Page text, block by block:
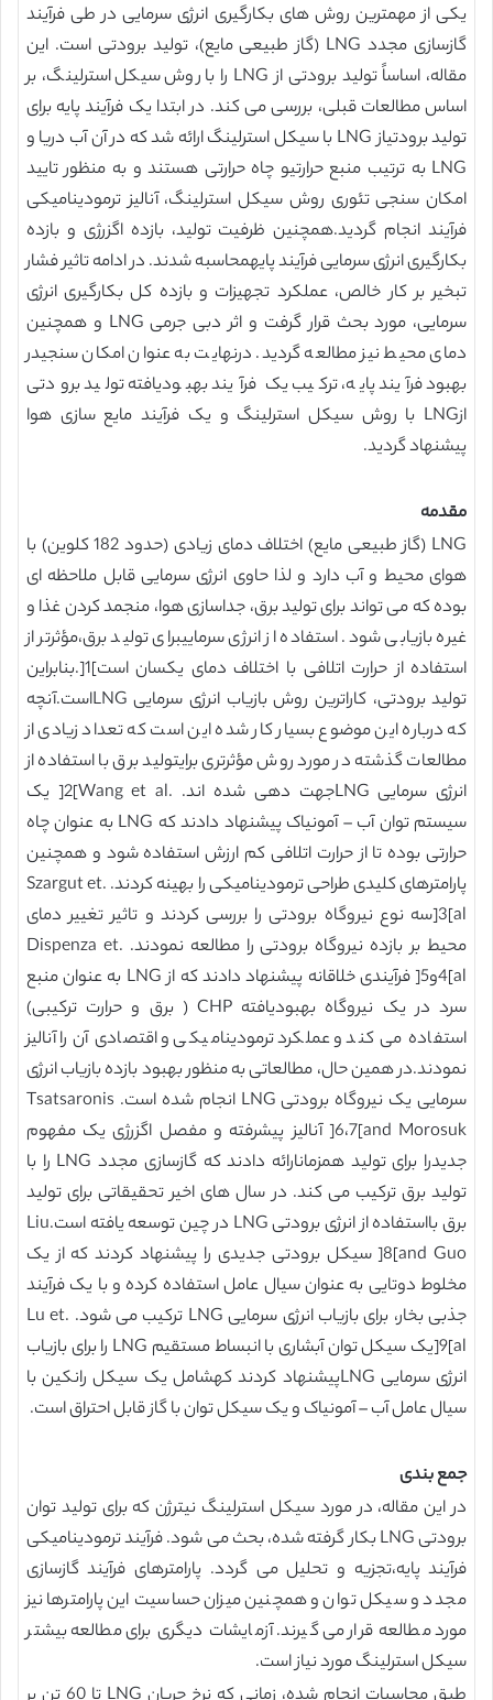
یکی از مهمترین روش های بکارگیری انرژی سرمایی در طی فرآیند
گازسازی مجدد LNG (گاز طبیعی مایع)، تولید برودتی است. این
مقاله، اساساً تولید برودتی از LNG را با روش سیکل استرلینگ، بر
اساس مطالعات قبلی، بررسی می کند. در ابتدا یک فرآیند پایه برای
تولید برودتیاز LNG با سیکل استرلینگ ارائه شد که در آن آب دریا و
LNG به ترتیب منبع حرارتیو چاه حرارتی هستند و به منظور تایید
امکان سنجی تئوری روش سیکل استرلینگ، آنالیز ترمودینامیکی
فرآیند انجام گردید.همچنین ظرفیت تولید، بازده اگزرژی و بازده
بکارگیری انرژی سرمایی فرآیند پایهمحاسبه شدند. در ادامه تاثیر فشار
تبخیر بر کار خالص، عملکرد تجهیزات و بازده کل بکارگیری انرژی
سرمایی، مورد بحث قرار گرفت و اثر دبی جرمی LNG و همچنین
دمای محیط نیز مطالعه گردید. درنهایت به عنوان امکان سنجیدر
بهبود فرآیند پایه، ترکیب یک فرآیند بهبودیافته تولید برودتی
ازLNG با روش سیکل استرلینگ و یک فرآیند مایع سازی هوا
پیشنهاد گردید.
مقدمه
LNG (گاز طبیعی مایع) اختلاف دمای زیادی (حدود 182 کلوین) با
هوای محیط و آب دارد و لذا حاوی انرژی سرمایی قابل ملاحظه ای
بوده که می تواند برای تولید برق، جداسازی هوا، منجمد کردن غذا و
غیره بازیابی شود. استفاده از انرژی سرماییبرای تولید برق،ﻣﺆثرتر از
استفاده از حرارت اتلافی با اختلاف دمای یکسان است]1[.بنابراین
تولید برودتی، کاراترین روش بازیاب انرژی سرمایی LNGاست.آنچه
که درباره این موضوع بسیار کار شده این است که تعداد زیادی از
مطالعات گذشته در مورد روش ﻣﺆثرتری برایتولید برق با استفاده از
انرژی سرمایی LNGجهت دهی شده اند. .Wang et al]2[ یک
سیستم توان آب – آمونیاک پیشنهاد دادند که LNG به عنوان چاه
حرارتی بوده تا از حرارت اتلافی کم ارزش استفاده شود و همچنین
پارامترهای کلیدی طراحی ترمودینامیکی را بهینه کردند. .Szargut et
al]3[سه نوع نیروگاه برودتی را بررسی کردند و تاثیر تغییر دمای
محیط بر بازده نیروگاه برودتی را مطالعه نمودند. .Dispenza et
al]4و5[ فرآیندی خلاقانه پیشنهاد دادند که از LNG به عنوان منبع
سرد در یک نیروگاه بهبودیافته CHP ( برق و حرارت ترکیبی)
استفاده می کند و عملکرد ترمودینامیکی و اقتصادی آن را آنالیز
نمودند.در همین حال، مطالعاتی به منظور بهبود بازده بازیاب انرژی
سرمایی یک نیروگاه برودتی LNG انجام شده است. Tsatsaronis
and Morosuk]6،7[ آنالیز پیشرفته و مفصل اگزرژی یک مفهوم
جدیدرا برای تولید همزمانارائه دادند که گازسازی مجدد LNG را با
تولید برق ترکیب می کند. در سال های اخیر تحقیقاتی برای تولید
برق بااستفاده از انرژی برودتی LNG در چین توسعه یافته است.Liu
and Guo]8[ سیکل برودتی جدیدی را پیشنهاد کردند که از یک
مخلوط دوتایی به عنوان سیال عامل استفاده کرده و با یک فرآیند
جذبی بخار، برای بازیاب انرژی سرمایی LNG ترکیب می شود. .Lu et
al]9[یک سیکل توان آبشاری با انبساط مستقیم LNG را برای بازیاب
انرژی سرمایی LNGپیشنهاد کردند کهشامل یک سیکل رانکین با
سیال عامل آب – آمونیاک و یک سیکل توان با گاز قابل احتراق است.
جمع بندی
در این مقاله، در مورد سیکل استرلینگ نیترژن که برای تولید توان
برودتی LNG بکار گرفته شده، بحث می شود. فرآیند ترمودینامیکی
فرآیند پایه،تجزیه و تحلیل می گردد. پارامترهای فرآیند گازسازی
مجدد و سیکل توان و همچنین میزان حساسیت این پارامترها نیز
مورد مطالعه قرار می گیرند. آزمایشات دیگری برای مطالعه بیشتر
سیکل استرلینگ مورد نیاز است.